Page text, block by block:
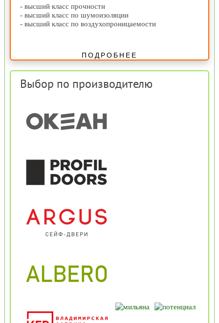
- высший класс прочности
- высший класс по шумоизоляции
- высший класс по воздухопроницаемости
ПОДРОБНЕЕ
Выбор по производителю